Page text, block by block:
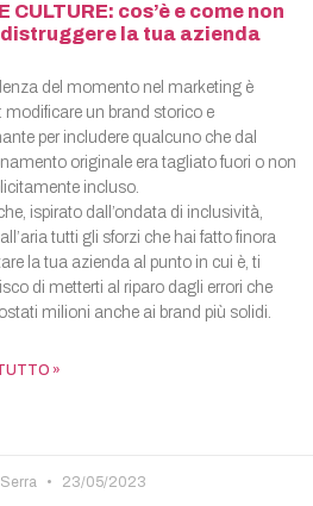
CULTURE: cos’è e come non
la tua azienda
del momento nel marketing è
modificare un brand storico e
per includere qualcuno che dal
originale era tagliato fuori o non
incluso.
ispirato dall’ondata di inclusività,
tutti gli sforzi che hai fatto finora
la tua azienda al punto in cui è, ti
di metterti al riparo dagli errori che
milioni anche ai brand più solidi.
»
23/05/2023